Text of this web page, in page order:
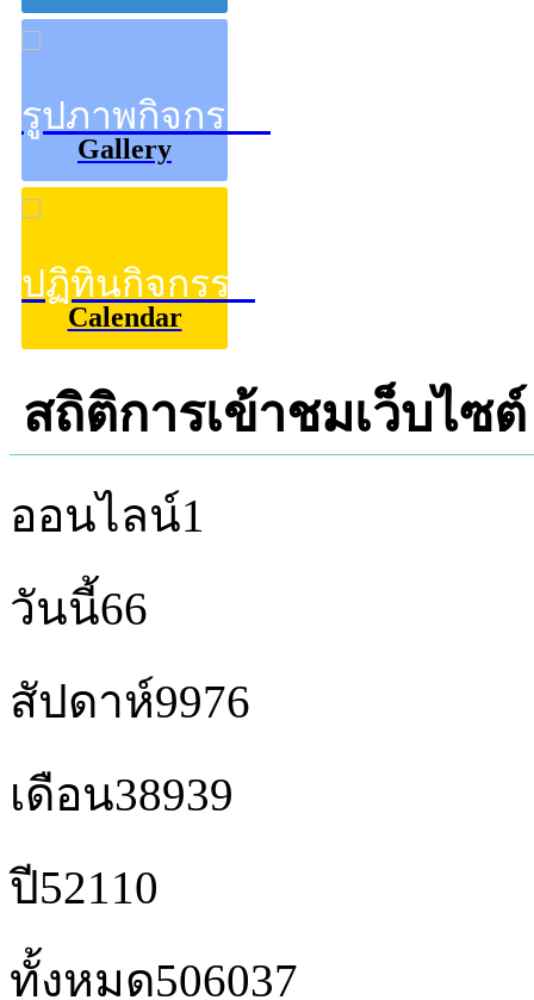
รูปภาพกิจกรรม
Gallery
ปฏิทินกิจกรรม
Calendar
สถิติการเข้าชมเว็บไซต์
ออนไลน์1
วันนี้66
สัปดาห์9976
เดือน38939
ปี52110
ทั้งหมด506037